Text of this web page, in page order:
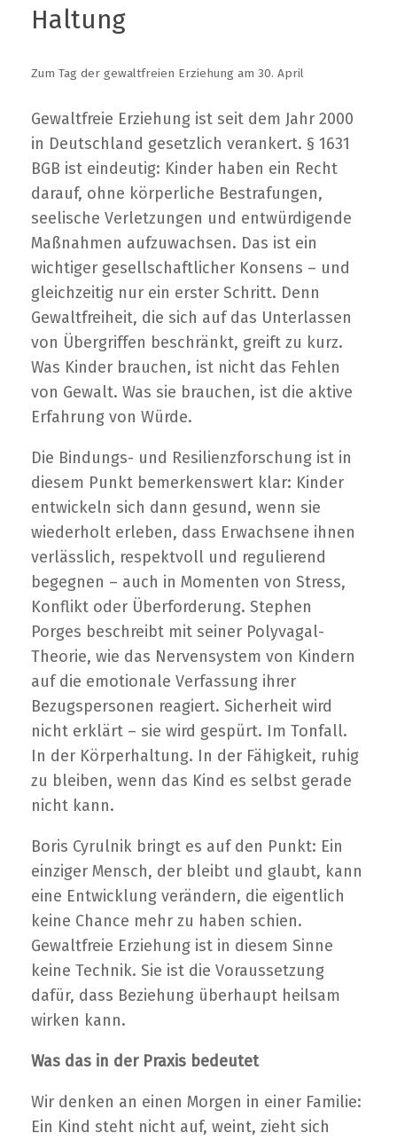
Haltung
Zum Tag der gewaltfreien Erziehung am 30. April
Gewaltfreie Erziehung ist seit dem Jahr 2000
in Deutschland gesetzlich verankert. § 1631
BGB ist eindeutig: Kinder haben ein Recht
darauf, ohne körperliche Bestrafungen,
seelische Verletzungen und entwürdigende
Maßnahmen aufzuwachsen. Das ist ein
wichtiger gesellschaftlicher Konsens – und
gleichzeitig nur ein erster Schritt. Denn
Gewaltfreiheit, die sich auf das Unterlassen
von Übergriffen beschränkt, greift zu kurz.
Was Kinder brauchen, ist nicht das Fehlen
von Gewalt. Was sie brauchen, ist die aktive
Erfahrung von Würde.
Die Bindungs- und Resilienzforschung ist in
diesem Punkt bemerkenswert klar: Kinder
entwickeln sich dann gesund, wenn sie
wiederholt erleben, dass Erwachsene ihnen
verlässlich, respektvoll und regulierend
begegnen – auch in Momenten von Stress,
Konflikt oder Überforderung. Stephen
Porges beschreibt mit seiner Polyvagal-
Theorie, wie das Nervensystem von Kindern
auf die emotionale Verfassung ihrer
Bezugspersonen reagiert. Sicherheit wird
nicht erklärt – sie wird gespürt. Im Tonfall.
In der Körperhaltung. In der Fähigkeit, ruhig
zu bleiben, wenn das Kind es selbst gerade
nicht kann.
Boris Cyrulnik bringt es auf den Punkt: Ein
einziger Mensch, der bleibt und glaubt, kann
eine Entwicklung verändern, die eigentlich
keine Chance mehr zu haben schien.
Gewaltfreie Erziehung ist in diesem Sinne
keine Technik. Sie ist die Voraussetzung
dafür, dass Beziehung überhaupt heilsam
wirken kann.
Was das in der Praxis bedeutet
Wir denken an einen Morgen in einer Familie:
Ein Kind steht nicht auf, weint, zieht sich